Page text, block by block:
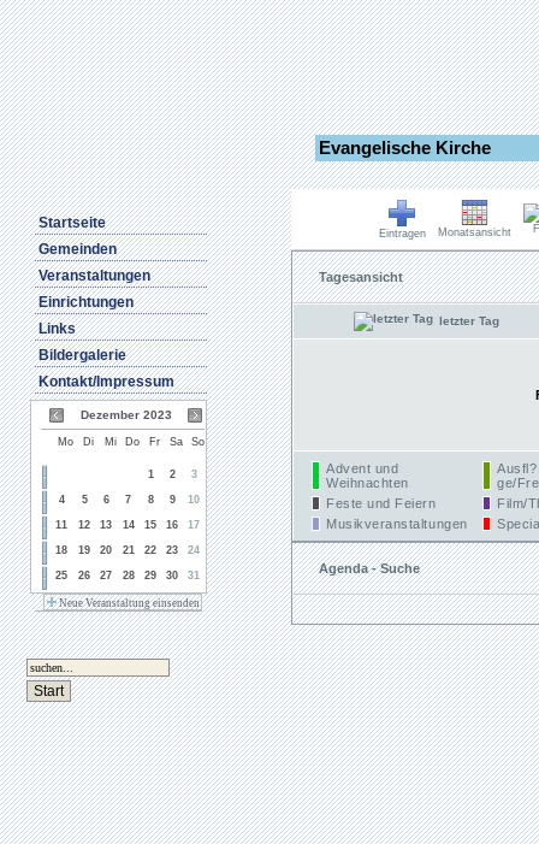
Evangelische Kirche
Startseite
Gemeinden
Veranstaltungen
Einrichtungen
Links
Bildergalerie
Kontakt/Impressum
Dezember 2023
Mo Di Mi Do Fr Sa So
1 2 3
4 5 6 7 8 9 10
11 12 13 14 15 16 17
18 19 20 21 22 23 24
25 26 27 28 29 30 31
Neue Veranstaltung einsenden
Eintragen Monatsansicht
Tagesansicht
letzter Tag
Advent und
Weihnachten
Ausfl?
ge/
Feste und Feiern
Film/
Musikveranstaltungen
Agenda - Suche